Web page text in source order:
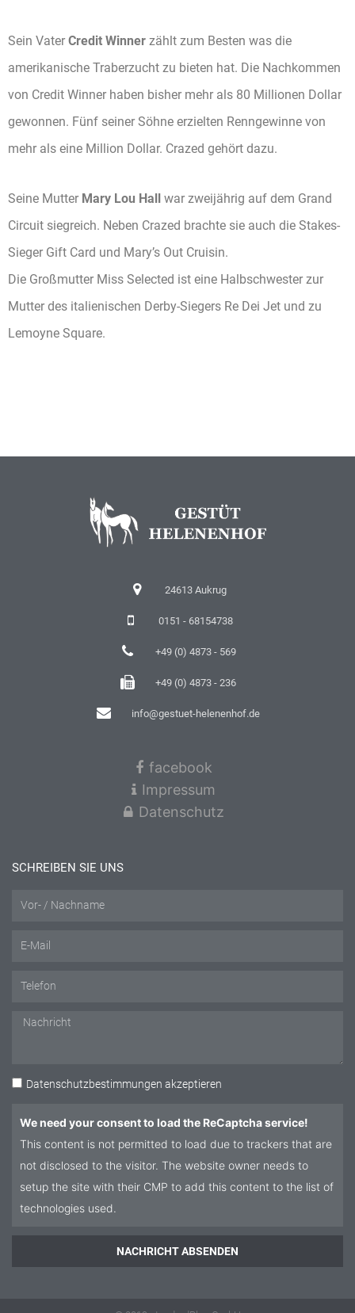
Sein Vater Credit Winner zählt zum Besten was die
amerikanische Traberzucht zu bieten hat. Die Nachkommen
von Credit Winner haben bisher mehr als 80 Millionen Dollar
gewonnen. Fünf seiner Söhne erzielten Renngewinne von
mehr als eine Million Dollar. Crazed gehört dazu.
Seine Mutter Mary Lou Hall war zweijährig auf dem Grand
Circuit siegreich. Neben Crazed brachte sie auch die Stakes-
Sieger Gift Card und Mary’s Out Cruisin.
Die Großmutter Miss Selected ist eine Halbschwester zur
Mutter des italienischen Derby-Siegers Re Dei Jet und zu
Lemoyne Square.
24613 Aukrug
0151 - 68154738
+49 (0) 4873 - 569
+49 (0) 4873 - 236
info@gestuet-helenenhof.de
facebook
Impressum
Datenschutz
SCHREIBEN SIE UNS
Name
Email
Telefon
Nachricht
Datenschutz
Datenschutzbestimmungen akzeptieren
We need your consent to load the ReCaptcha service!
This content is not permitted to load due to trackers that are
not disclosed to the visitor. The website owner needs to
setup the site with their CMP to add this content to the list of
technologies used.
NACHRICHT ABSENDEN